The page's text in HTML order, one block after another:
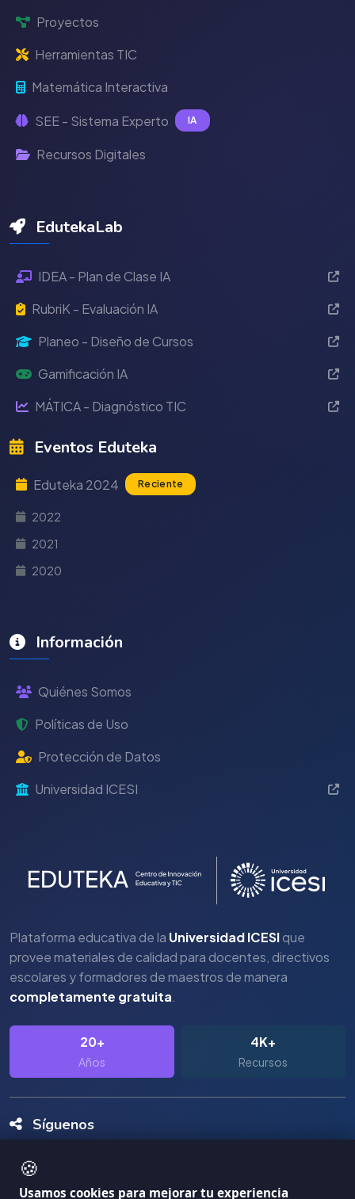
🍪
Usamos cookies para mejorar tu experiencia
Proyectos
Herramientas TIC
Matemática Interactiva
SEE - Sistema Experto IA
Recursos Digitales
EdutekaLab
IDEA - Plan de Clase IA
RubriK - Evaluación IA
Planeo - Diseño de Cursos
Gamificación IA
MÁTICA - Diagnóstico TIC
Eventos Eduteka
Eduteka 2024 Reciente
2022
2021
2020
Información
Quiénes Somos
Políticas de Uso
Protección de Datos
Universidad ICESI
Plataforma educativa de la Universidad ICESIque
provee materiales de calidad para docentes, directivos
escolares y formadores de maestros de manera
completamente gratuita.
20+
Años
4K+
Recursos
Síguenos